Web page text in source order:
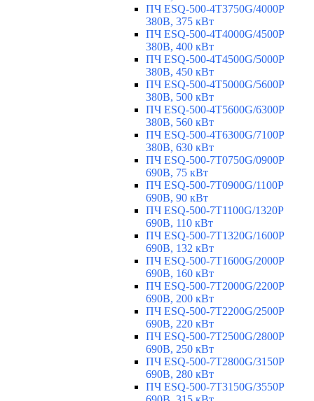
ПЧ ESQ-500-4T3750G/4000P
380В, 375 кВт
ПЧ ESQ-500-4T4000G/4500P
380В, 400 кВт
ПЧ ESQ-500-4T4500G/5000P
380В, 450 кВт
ПЧ ESQ-500-4T5000G/5600P
380В, 500 кВт
ПЧ ESQ-500-4T5600G/6300P
380В, 560 кВт
ПЧ ESQ-500-4T6300G/7100P
380В, 630 кВт
ПЧ ESQ-500-7T0750G/0900P
690В, 75 кВт
ПЧ ESQ-500-7T0900G/1100P
690В, 90 кВт
ПЧ ESQ-500-7T1100G/1320P
690В, 110 кВт
ПЧ ESQ-500-7T1320G/1600P
690В, 132 кВт
ПЧ ESQ-500-7T1600G/2000P
690В, 160 кВт
ПЧ ESQ-500-7T2000G/2200P
690В, 200 кВт
ПЧ ESQ-500-7T2200G/2500P
690В, 220 кВт
ПЧ ESQ-500-7T2500G/2800P
690В, 250 кВт
ПЧ ESQ-500-7T2800G/3150P
690В, 280 кВт
ПЧ ESQ-500-7T3150G/3550P